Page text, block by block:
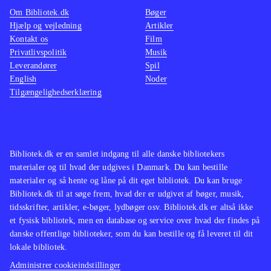
The walking dead (Sæson 2, Xbox
One) og Back to the future - the
game (Playstation 4)
Det er Telltale
Games, der står bag og de har
tidligere fået ros for kapitelopdelte
adventures som The wolf among us
4).
Bibliotek.dk er en samlet indgang til alle danske bibliotekers
materialer og til hvad der udgives i Danmark. Du kan bestille
materialer og så hente og låne på dit eget bibliotek. Du kan bruge
Bibliotek.dk til at søge frem, hvad der er udgivet af bøger, musik,
tidsskrifter, artikler, e-bøger, lydbøger osv. Bibliotek.dk er altså ikke
et fysisk bibliotek, men en database og service over hvad der findes på
danske offentlige biblioteker, som du kan bestille og få leveret til dit
lokale bibliotek.
Administrer cookieindstillinger
Om Bibliotek.dk
Hjælp og vejledning
Kontakt os
Privatlivspolitik
Leverandører
English
Tilgængelighedserklæring
Bøger
Artikler
Film
Musik
Spil
Noder